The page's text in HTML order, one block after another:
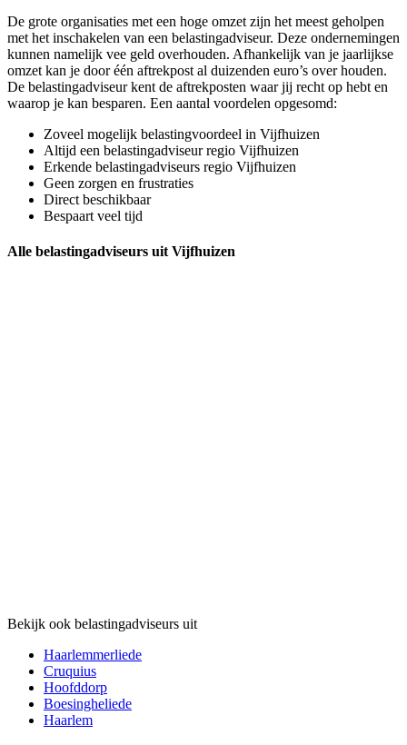
De grote organisaties met een hoge omzet zijn het meest geholpen
met het inschakelen van een belastingadviseur. Deze ondernemingen
kunnen namelijk vee geld overhouden. Afhankelijk van je jaarlijkse
omzet kan je door één aftrekpost al duizenden euro’s over houden.
De belastingadviseur kent de aftrekposten waar jij recht op hebt en
waarop je kan besparen. Een aantal voordelen opgesomd:
Zoveel mogelijk belastingvoordeel in Vijfhuizen
Altijd een belastingadviseur regio Vijfhuizen
Erkende belastingadviseurs regio Vijfhuizen
Geen zorgen en frustraties
Direct beschikbaar
Bespaart veel tijd
Alle belastingadviseurs uit Vijfhuizen
Bekijk ook belastingadviseurs uit
Haarlemmerliede
Cruquius
Hoofddorp
Boesingheliede
Haarlem